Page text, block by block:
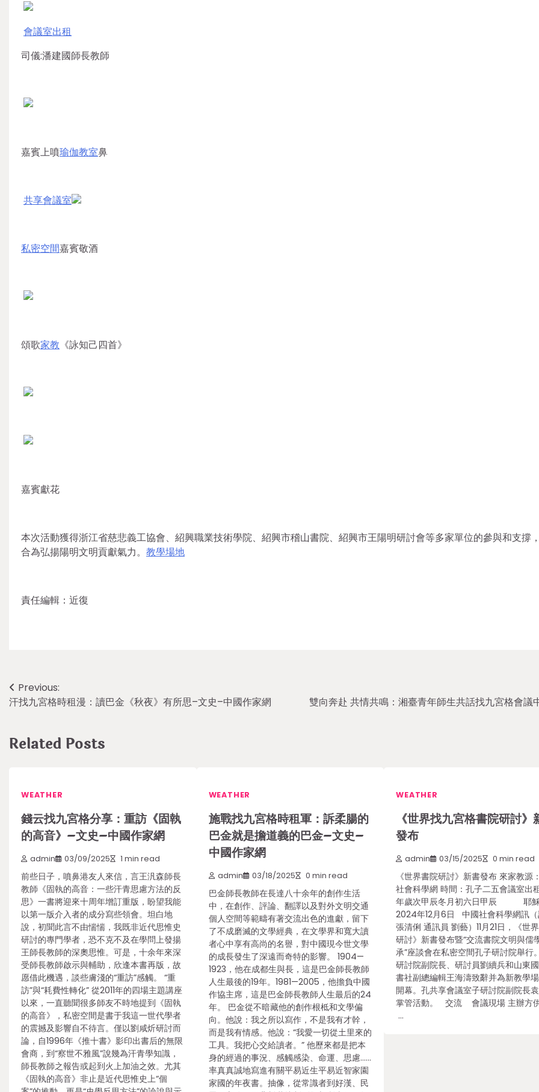
會議室出租
司儀:潘建國師長教師
嘉賓上噴瑜伽教室鼻
共享會議室
私密空間嘉賓敬酒
頌歌家教 《詠知己四首》
嘉賓獻花
本次活動獲得浙江省慈悲義工協會、紹興職業技術學院、紹興市稽山書院、紹興市王陽明研討會等多家單位的參與和支撐
合為弘揚陽明文明貢獻氣力。 教學場地
責任編輯：近復
Post
navigation
Previous:
汗找九宮格時租漫：讀巴金《秋夜》有所思–文史–中國作家網
雙向奔赴 共情共鳴：湘臺青年師生共話找九宮格會議
Related Posts
WEATHER
錢云找九宮格分享：重訪《固執
的高音》–文史–中國作家網
admin 03/09/2025 1 min read
前些日子，噴鼻港友人來信，言王汎森師長
教師《固執的高音：一些汗青思慮方法的反
思》一書將迎來十周年增訂重版，盼望我能
以第一版介入者的成分寫些領會。坦白地
說，初聞此言不由惴惴，我既非近代思惟史
研討的專門學者，恐不克不及在學問上發揚
王師長教師的深奧思惟。可是，十余年來深
受師長教師啟示與輔助，欣逢本書再版，故
愿借此機遇，談些膚淺的“重訪”感觸。 “重
訪”與“耗費性轉化” 從2011年的四場主題講座
以來，一直聽聞很多師友不時地提到《固執
的高音》，私密空間是書于我這一世代學者
的震撼及影響自不待言。僅以劉咸炘研討而
論，自1996年《推十書》影印出書后的無限
會商，到“察世不雅風”說幾為汗青學知識，
師長教師之報告或起到火上加油之效。尤其
《固執的高音》非止是近代思惟史上“個
WEATHER
施戰找九宮格時租軍：訴柔腸的
巴金就是擔道義的巴金–文史–
中國作家網
admin 03/18/2025 0 min read
巴金師長教師在長達八十余年的創作生活
中，在創作、評論、翻譯以及對外文明交通
個人空間等範疇有著交流出色的進獻，留下
了不成磨滅的文學經典，在文學界和寬大讀
者心中享有高尚的名譽，對中國現今世文學
的成長發生了深遠而奇特的影響。 1904—
1923，他在成都生與長，這是巴金師長教師
人生最後的19年。1981—2005，他擔負中國
作協主席，這是巴金師長教師人生最后的24
年。 巴金從不暗藏他的創作根柢和文學偏
向。他說：我之所以寫作，不是我有才幹，
而是我有情感。他說：“我愛一切從土里來的
工具。我把心交給讀者。” 他歷來都是把本
身的經過的事況、感觸感染、命運、思慮……
率真真誠地寫進有關平易近生平易近智家園
家國的年夜書。抽像，從常識者到好漢、民
WEATHER
《世界找九宮格書院研討》
發布
admin 03/15/2025 0 min read
《世界書院研討》新書發布 來家教源
社會科學網 時間：孔子二五會議室出
年歲次甲辰冬月初六日甲辰 耶
2024年12月6日 中國社會科學網訊
張清俐 通訊員 劉藝）11月21日，《世
研討》新書發布暨“交流書院文明與儒
承”座談會在私密空間孔子研討院舉行
研討院副院長、研討員劉續兵和山東
書社副總編輯王海濤致辭并為新教學
開幕。孔共享會議室子研討院副院長
掌管活動。 交流 會議現場 主辦方
…